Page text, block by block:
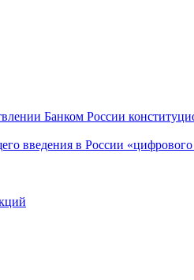
Банком России
введения в России «цифрового